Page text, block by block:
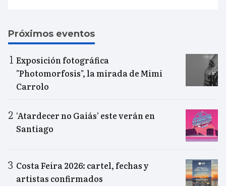
Próximos eventos
Exposición fotográfica
"Photomorfosis", la mirada de Mimi
Carrolo
‘Atardecer no Gaiás’ este verán en
Santiago
Costa Feira 2026: cartel, fechas y
artistas confirmados